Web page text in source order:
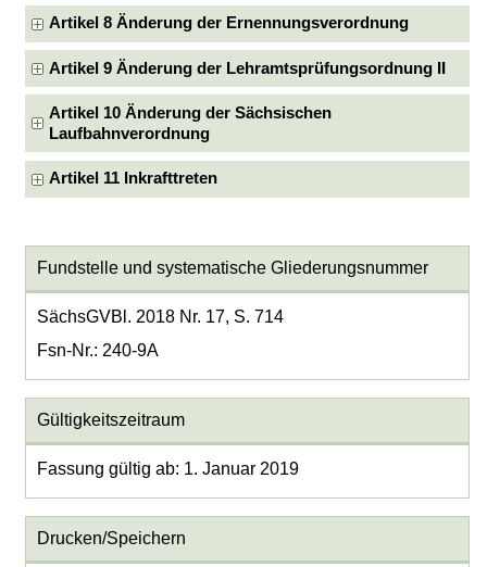
Artikel 8 Änderung der Ernennungsverordnung
Artikel 9 Änderung der Lehramtsprüfungsordnung II
Artikel 10 Änderung der Sächsischen
Laufbahnverordnung
Artikel 11 Inkrafttreten
Fundstelle und systematische Gliederungsnummer
SächsGVBl. 2018 Nr. 17, S. 714
Fsn-Nr.: 240-9A
Gültigkeitszeitraum
Fassung gültig ab: 1. Januar 2019
Drucken/Speichern